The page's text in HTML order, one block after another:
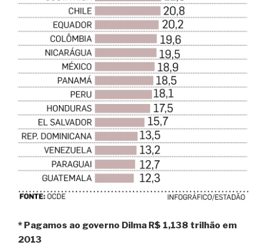
* Pagamos ao governo Dilma R$ 1,138 trilhão em
2013